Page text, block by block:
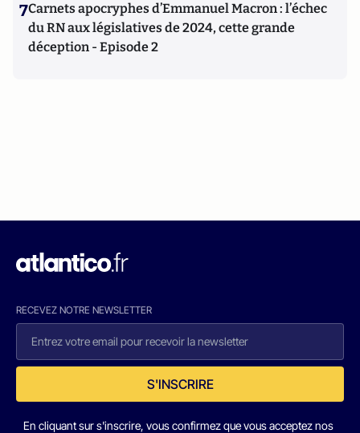
7Carnets apocryphes d’Emmanuel Macron : l’échec
du RN aux législatives de 2024, cette grande
déception - Episode 2
RECEVEZ NOTRE NEWSLETTER
S'INSCRIRE
En cliquant sur s'inscrire, vous confirmez que vous acceptez nos